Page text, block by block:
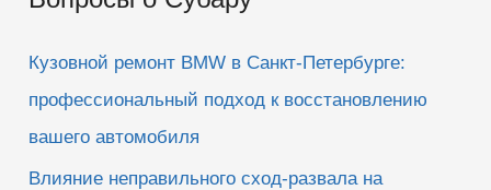
с
Кузовной ремонт BMW в Санкт-Петербурге:
профессиональный подход к восстановлению
вашего автомобиля
Влияние неправильного сход-развала на